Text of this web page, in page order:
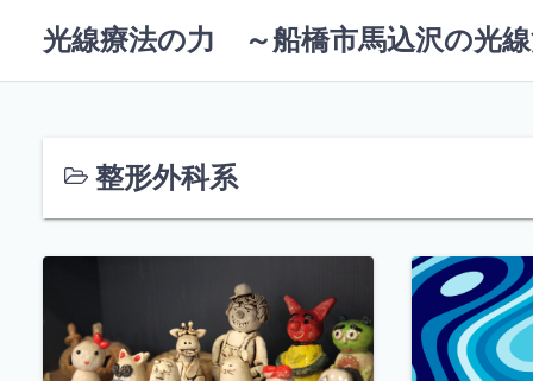
光線療法の力 ～船橋市馬込沢の光線
整形外科系